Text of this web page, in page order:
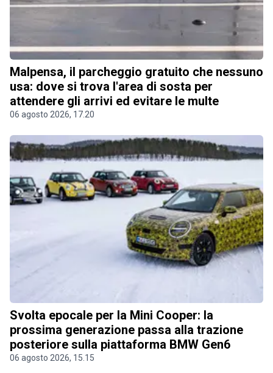
Malpensa, il parcheggio gratuito che nessuno
usa: dove si trova l'area di sosta per
attendere gli arrivi ed evitare le multe
06 agosto 2026, 17.20
Svolta epocale per la Mini Cooper: la
prossima generazione passa alla trazione
posteriore sulla piattaforma BMW Gen6
06 agosto 2026, 15.15